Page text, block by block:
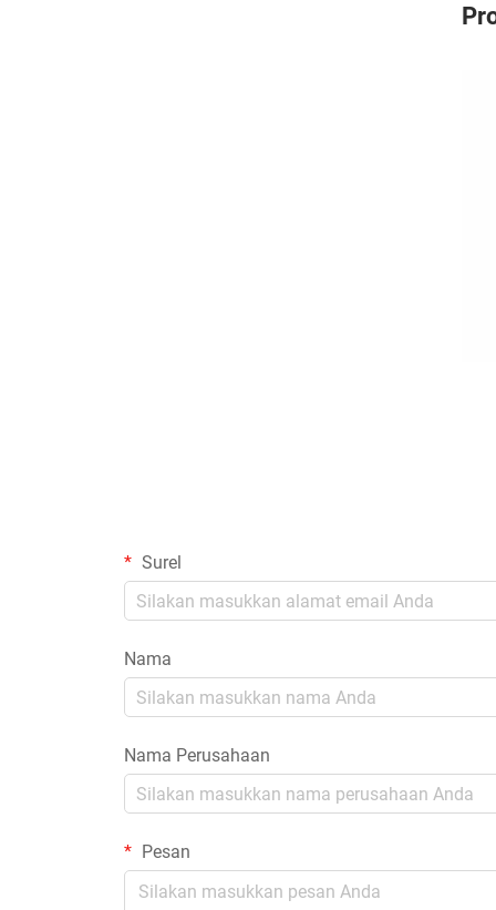
Surel
Nama
Nama Perusahaan
Pesan